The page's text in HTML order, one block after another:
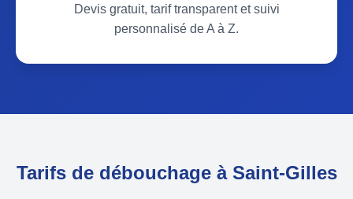
Devis gratuit, tarif transparent et suivi
personnalisé de A à Z.
Tarifs de débouchage à Saint-Gilles